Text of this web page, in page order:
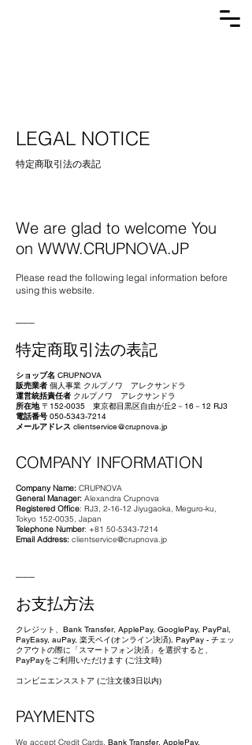
LEGAL NOTICE
特定商取引法の表記
We are glad to welcome You
on WWW.CRUPNOVA.JP
Please read the following legal information before
using this website.
特定商取引法の表記
ショップ名 CRUPNOVA
販売業者 個人事業 クルプノワ アレクサンドラ
運営統括責任者 クルプノワ アレクサンドラ
所在地〒152-0035 東京都目黒区自由が丘2－16－12 RJ3
電話番号 050-5343-7214
メールアドレス clientservice@crupnova.jp
COMPANY INFORMATION
Company Name: CRUPNOVA
General Manager: Alexandra Crupnova
Registered Office: RJ3, 2-16-12 Jiyugaoka, Meguro-ku,
Tokyo 152-0035, Japan
Telephone Number: +81 50-5343-7214
Email Address: clientservice@crupnova.jp
お支払方法
クレジット、Bank Transfer, ApplePay, GooglePay, PayPal,
PayEasy, auPay, 楽天ペイ(オンライン決済), PayPay - チェッ
クアウトの際に「スマートフォン決済」を選択すると、
PayPayをご利用いただけます (ご注文時)
コンビニエンスストア (ご注文後3日以内)
PAYMENTS
We accept Credit Cards, Bank Transfer, ApplePay,